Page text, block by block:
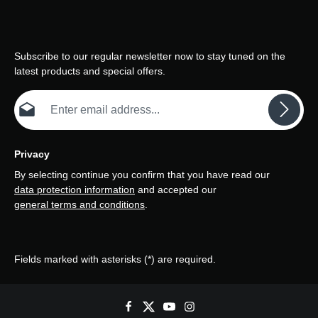
geliebten Verstorbenen,
spricht für den geistigen
Kampf, dem sich jeder
stellen muss, um seine
Dämonen zu überwinden,
und verherrlicht den Sieg
der Wiedergeburt. Da wir
dies unser Ritual, um
Subscribe to our regular newsletter now to stay tuned on the
latest products and special offers.
Email address*
Privacy
By selecting continue you confirm that you have read our
data protection information and accepted our
general terms and conditions
Fields marked with asterisks (*) are required.